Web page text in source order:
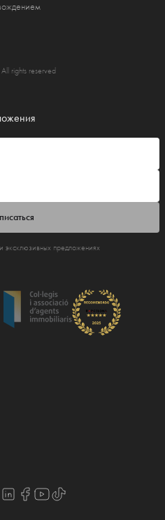
rights reserved
эксклюзивных предложениях